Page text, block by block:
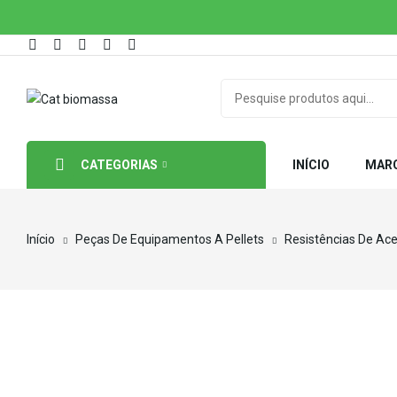
CATEGORIAS INÍCIO
Início Peças De Equipamentos A Pellets Resistências De